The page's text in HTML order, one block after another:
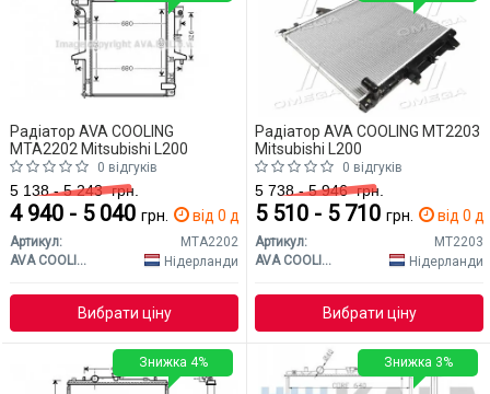
Радіатор AVA COOLING
MTA2202 Mitsubishi L200
0 відгуків
5 138 - 5 243грн.
4 940 - 5 040 грн. від 0 дн.
Артикул:
MTA2202
AVA COOLING
Нідерланди
Вибрати ціну
Радіатор AVA COOLING MT2203
Mitsubishi L200
0 відгуків
5 738 - 5 946грн.
5 510 - 5 710 грн. від 0
Артикул:
MT2203
AVA COOLING
Нідерланди
Вибрати ціну
Знижка 4% Знижка 3%